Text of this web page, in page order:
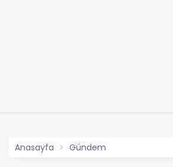
Anasayfa Gündem